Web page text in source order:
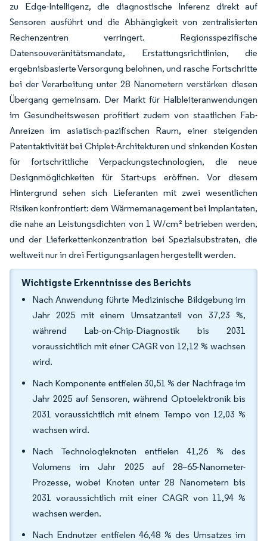
zu Edge-Intelligenz, die diagnostische Inferenz direkt auf
Sensoren ausführt und die Abhängigkeit von zentralisierten
Rechenzentren verringert. Regionsspezifische
Datensouveränitätsmandate, Erstattungsrichtlinien, die
ergebnisbasierte Versorgung belohnen, und rasche Fortschritte
bei der Verarbeitung unter 28 Nanometern verstärken diesen
Übergang gemeinsam. Der Markt für Halbleiteranwendungen
im Gesundheitswesen profitiert zudem von staatlichen Fab-
Anreizen im asiatisch-pazifischen Raum, einer steigenden
Patentaktivität bei Chiplet-Architekturen und sinkenden Kosten
für fortschrittliche Verpackungstechnologien, die neue
Designmöglichkeiten für Start-ups eröffnen. Vor diesem
Hintergrund sehen sich Lieferanten mit zwei wesentlichen
Risiken konfrontiert: dem Wärmemanagement bei Implantaten,
die nahe an Leistungsdichten von 1 W/cm² betrieben werden,
und der Lieferkettenkonzentration bei Spezialsubstraten, die
weltweit nur in drei Fertigungsanlagen hergestellt werden.
Wichtigste Erkenntnisse des Berichts
Nach Anwendung führte Medizinische Bildgebung im
Jahr 2025 mit einem Umsatzanteil von 37,23 %,
während Lab-on-Chip-Diagnostik bis 2031
voraussichtlich mit einer CAGR von 12,12 % wachsen
wird.
Nach Komponente entfielen 30,51 % der Nachfrage im
Jahr 2025 auf Sensoren, während Optoelektronik bis
2031 voraussichtlich mit einem Tempo von 12,03 %
wachsen wird.
Nach Technologieknoten entfielen 41,26 % des
Volumens im Jahr 2025 auf 28–65-Nanometer-
Prozesse, wobei Knoten unter 28 Nanometern bis
2031 voraussichtlich mit einer CAGR von 11,94 %
wachsen werden.
Nach Endnutzer entfielen 46,48 % des Umsatzes im